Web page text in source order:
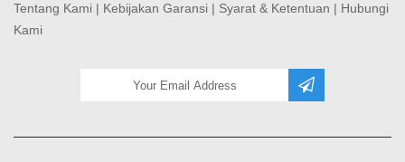
Tentang Kami | Kebijakan Garansi | Syarat & Ketentuan | Hubungi
Kami